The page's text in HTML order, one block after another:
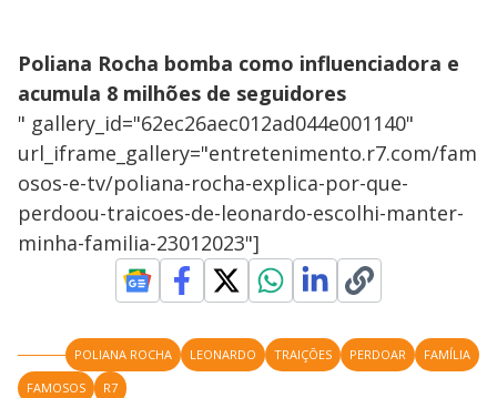
Poliana Rocha bomba como influenciadora e
acumula 8 milhões de seguidores
" gallery_id="62ec26aec012ad044e001140"
url_iframe_gallery="entretenimento.r7.com/fam
osos-e-tv/poliana-rocha-explica-por-que-
perdoou-traicoes-de-leonardo-escolhi-manter-
minha-familia-23012023"]
POLIANA ROCHA LEONARDO TRAIÇÕES PERDOAR
FAMÍLIA
FAMOSOS
R7